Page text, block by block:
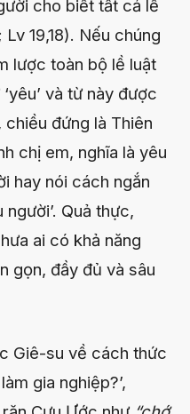
cho biết tất cả lề
19,18). Nếu chúng
lược toàn bộ lề luật
và từ này được
chiều đứng là Thiên
chị em, nghĩa là yêu
hay nói cách ngắn
người’. Quả thực,
ai có khả năng
gọn, đầy đủ và sâu
Giê-su về cách thức
gia nghiệp?’,